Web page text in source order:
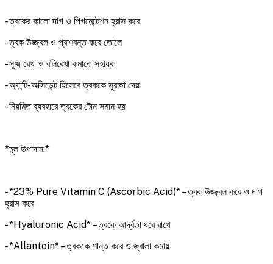
- ত্বকের কালো দাগ ও পিগমেন্টেশন হ্রাস করে
- ত্বক উজ্জ্বল ও প্রাণবন্ত করে তোলে
- সূক্ষ্ম রেখা ও বলিরেখা কমাতে সহায়ক
- অ্যান্টি-অক্সিডেন্ট হিসেবে ত্বককে সুরক্ষা দেয়
- নিয়মিত ব্যবহারে ত্বকের টোন সমান হয়
*মূল উপাদান:*
- *23% Pure Vitamin C (Ascorbic Acid)* – ত্বক উজ্জ্বল করে ও দাগ
হ্রাস করে
- *Hyaluronic Acid* – ত্বকে আর্দ্রতা ধরে রাখে
- *Allantoin* – ত্বককে শান্ত করে ও জ্বালা কমায়